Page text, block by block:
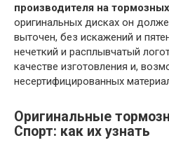
производителя на
оригинальных дисках он
выточен, без искажений и
нечеткий и расплывчатый
качестве изготовления и,
несертифицированных
Оригинальные
Спорт: как их узнать